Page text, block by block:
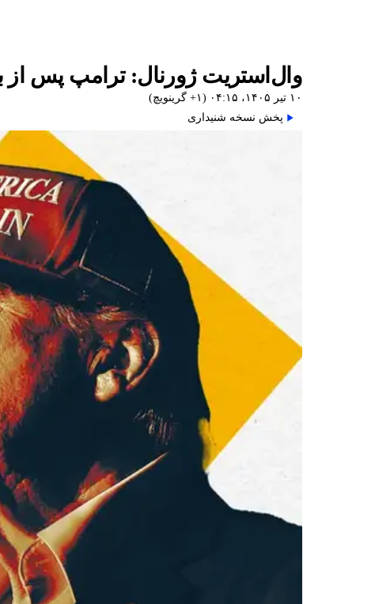
وال‌استریت ژورنال: ترامپ پس از
۱۰ تیر ۱۴۰۵، ۰۴:۱۵ (‎+۱ گرینویچ)
پخش نسخه شنیداری